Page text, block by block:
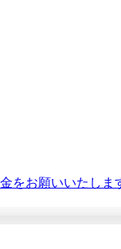
をお願いいたしま